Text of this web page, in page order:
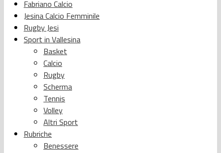
Fabriano Calcio
Jesina Calcio Femminile
Rugby Jesi
Sport in Vallesina
Basket
Calcio
Rugby
Scherma
Tennis
Volley
Altri Sport
Rubriche
Benessere